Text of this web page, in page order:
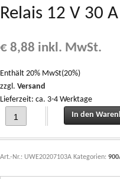
Relais 12 V 30
€ 8,88 inkl. MwSt.
Enthält 20% MwSt(20%)
zzgl. Versand
Lieferzeit: ca. 3-4 Werktage
Relais 12 V 30 A für Standlicht für
In den
Art.-Nr.: UWE20207103A Kategorien: